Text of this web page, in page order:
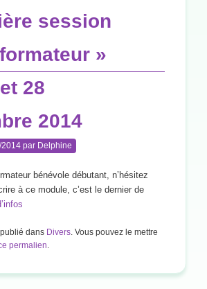
session
»
28
2014
2014 par Delphine
bénévole débutant, n’hésitez
à ce module, c’est le dernier de
dans Divers. Vous pouvez le mettre
permalien.